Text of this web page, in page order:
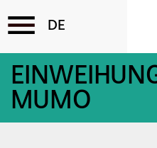
Direkt
zum
Inhalt
MUMO